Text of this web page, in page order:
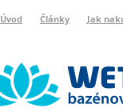
Úvod Články Jak